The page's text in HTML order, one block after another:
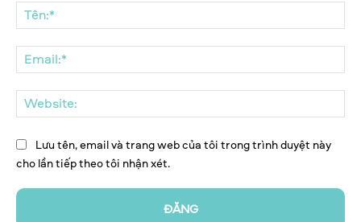
luận:
Lưu tên, email và trang web của tôi trong trình duyệt này
cho lần tiếp theo tôi nhận xét.